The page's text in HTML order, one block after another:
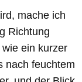
mache ich
Richtung
ein kurzer
nach feuchtem